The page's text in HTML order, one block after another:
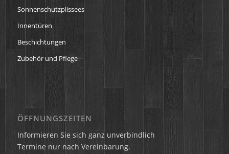
Sonnenschutzplissees
Innentüren
Beschichtungen
Zubehör und Pflege
ÖFFNUNGSZEITEN
Informieren Sie sich ganz unverbindlich
Termine nur nach Vereinbarung.